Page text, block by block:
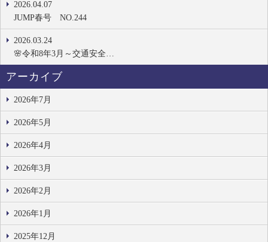
2026.04.07
JUMP春号 NO.244
2026.03.24
🌸令和8年3月～交通安全…
アーカイブ
2026年7月
2026年5月
2026年4月
2026年3月
2026年2月
2026年1月
2025年12月